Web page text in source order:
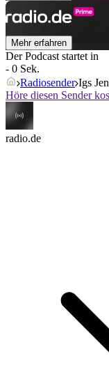
Mehr erfahren
Der Podcast startet in
- 0 Sek.
Radiosender Igs
Höre diesen Sender
radio.de